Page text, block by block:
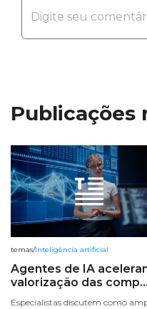
Publicações
temas/Inteligência artificial
Agentes de IA
valorização das comp...
Especialistas discutem como